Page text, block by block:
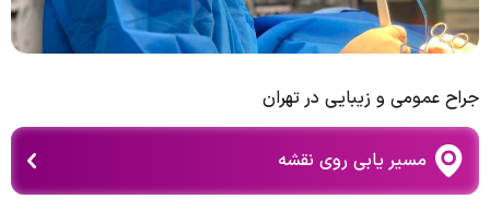
جراح عمومی و زیبایی در تهران
مسیر یابی روی نقشه